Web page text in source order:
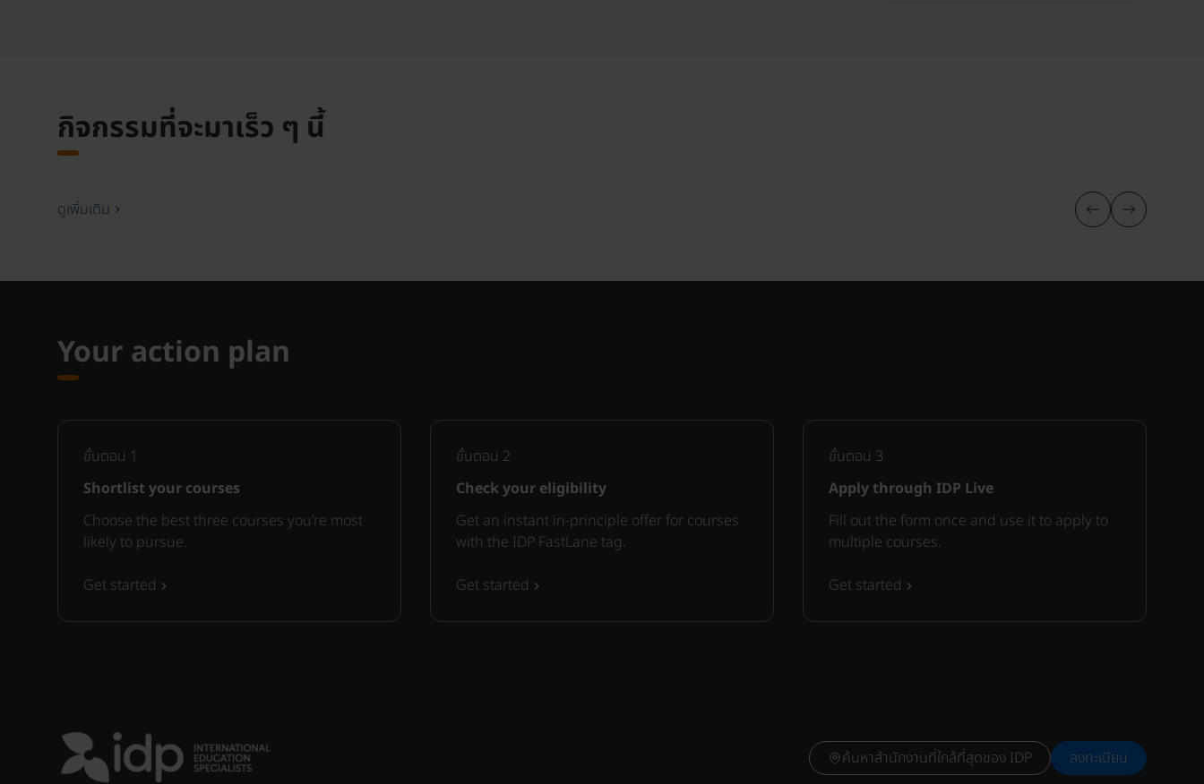
กิจกรรมที่จะมาเร็ว ๆ นี้
ดูเพิ่มเติม
Your action plan
ขั้นตอน 1
Shortlist your courses
Choose the best three courses you’re most
likely to pursue.
Get started
ขั้นตอน 2
Check your eligibility
Get an instant in-principle offer for courses
with the IDP FastLane tag.
Get started
ขั้นตอน 3
Apply through IDP Live
Fill out the form once and use it to apply to
multiple courses.
Get started
ค้นหาสำนักงานที่ใกล้ที่สุดของ IDP ลงทะเบียน